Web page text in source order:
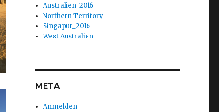
Australien_2016
Northern Territory
Singapur_2016
West Australien
META
Anmelden